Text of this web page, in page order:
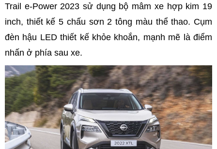
Trail e-Power 2023 sử dụng bộ mâm xe hợp kim 19
inch, thiết kế 5 chấu sơn 2 tông màu thể thao. Cụm
đèn hậu LED thiết kế khỏe khoắn, mạnh mẽ là điểm
nhấn ở phía sau xe.